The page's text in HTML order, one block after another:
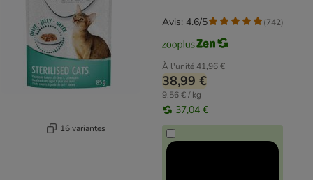
16 variantes
À l'unité41,96 €
38,99 €
9,56 € / kg
37,04 €
Avis: 4.6/5 (742)